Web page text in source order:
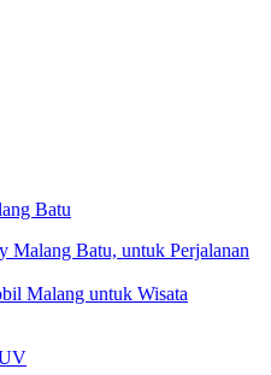
Malang Batu, untuk Perjalanan
Malang untuk Wisata